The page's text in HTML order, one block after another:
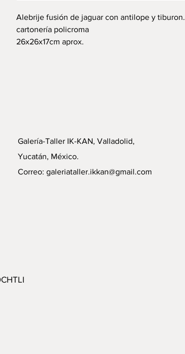
Alebrije fusión de jaguar con antilope y tiburon.
cartonería policroma
26x26x17cm aprox.
Galería-Taller IK-KAN, Valladolid,
Yucatán, México.
Correo: galeriataller.ikkan@gmail.com